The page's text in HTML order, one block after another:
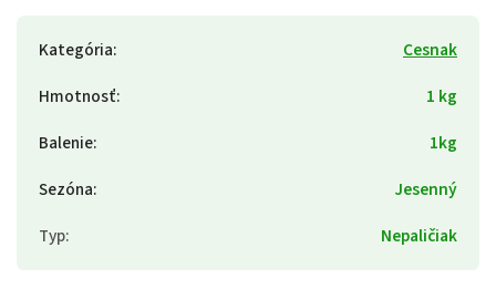
Kategória:
Cesnak
Hmotnosť:
1 kg
Balenie:
1kg
Sezóna:
Jesenný
Typ: Nepaličiak